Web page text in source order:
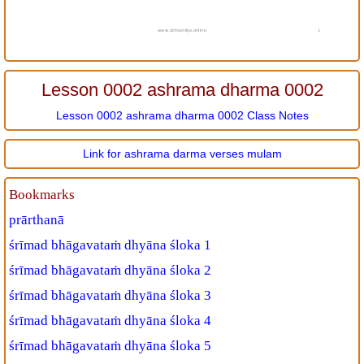
1
www.atmavidya.online
Lesson 0002 ashrama dharma 0002
Lesson 0002 ashrama dharma 0002 Class Notes
Link for ashrama darma verses mulam
Bookmarks
prārthanā
śrīmad bhāgavataṁ dhyāna śloka 1
śrīmad bhāgavataṁ dhyāna śloka 2
śrīmad bhāgavataṁ dhyāna śloka 3
śrīmad bhāgavataṁ dhyāna śloka 4
śrīmad bhāgavataṁ dhyāna śloka 5